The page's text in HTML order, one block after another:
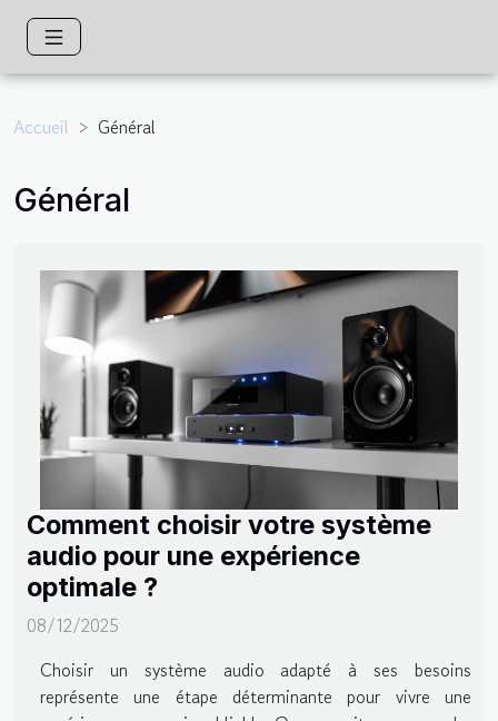
Accueil Général
Général
Comment choisir votre système
audio pour une expérience
optimale ?
08/12/2025
Choisir un système audio adapté à ses besoins
représente une étape déterminante pour vivre une